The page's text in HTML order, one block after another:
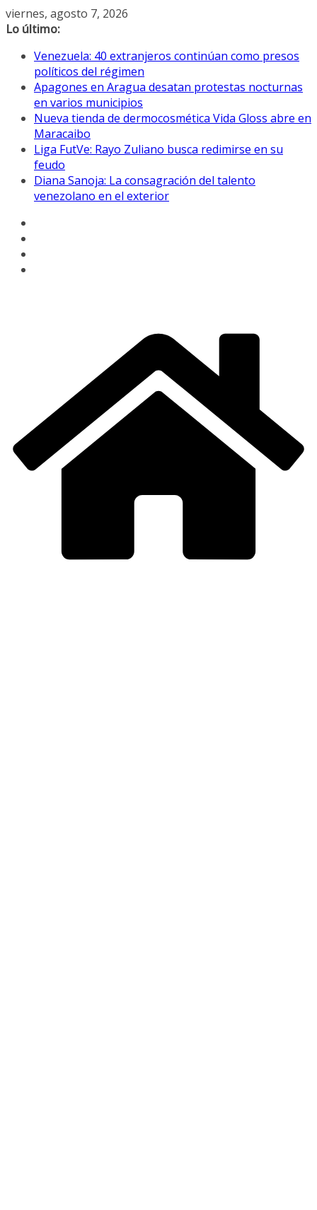
Saltar
al
viernes, agosto 7, 2026
Lo último:
Venezuela: 40 extranjeros continúan como presos
políticos del régimen
Apagones en Aragua desatan protestas nocturnas
en varios municipios
Nueva tienda de dermocosmética Vida Gloss abre en
Maracaibo
Liga FutVe: Rayo Zuliano busca redimirse en su
feudo
Diana Sanoja: La consagración del talento
venezolano en el exterior